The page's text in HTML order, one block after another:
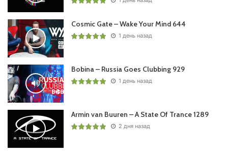
Cosmic Gate – Wake Your Mind 644
1 день назад
Bobina – Russia Goes Clubbing 929
1 день назад
Armin van Buuren – A State Of Trance 1289
2 дня назад